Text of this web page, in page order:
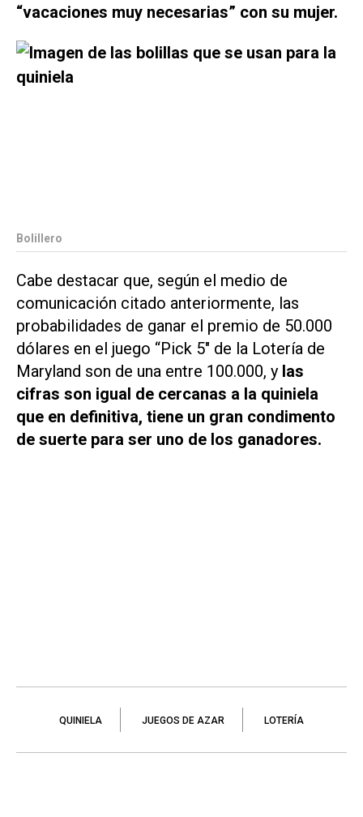
“vacaciones muy necesarias” con su mujer.
Bolillero
Cabe destacar que, según el medio de
comunicación citado anteriormente, las
probabilidades de ganar el premio de 50.000
dólares en el juego “Pick 5" de la Lotería de
Maryland son de una entre 100.000, y las
cifras son igual de cercanas a la quiniela
que en definitiva, tiene un gran condimento
de suerte para ser uno de los ganadores.
QUINIELA JUEGOS DE AZAR LOTERÍA